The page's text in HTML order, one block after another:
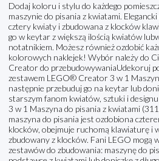
Dodaj koloru i stylu do każdego
maszynie do pisania z kwiatami.
cztery kwiaty i zbudowana z klocków
go w keytar z większą ilością kwiatów
notatnikiem. Możesz również ozdobić
kolorowych naklejek! Wybór należy do
Creator do przebudowywaniaUdekoruj
zestawem LEGO® Creator 3 w 1
następnie przebuduj go na keytar lub
starszym fanom kwiatów, sztuki i
3 w 1 Maszyna do pisania z kwiatami
maszyna do pisania jest ozdobiona
klocków, obejmuje ruchomą klawiaturę i
zbudowany z klocków. Fani LEGO mogą
zestawów do zbudowania: maszynę do